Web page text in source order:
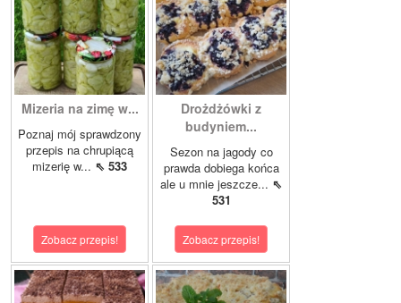
Mizeria na zimę w...
Poznaj mój sprawdzony
przepis na chrupiącą
mizerię w... ⇖ 533
Zobacz przepis!
Drożdżówki z
budyniem...
Sezon na jagody co
prawda dobiega końca
ale u mnie jeszcze... ⇖
531
Zobacz przepis!